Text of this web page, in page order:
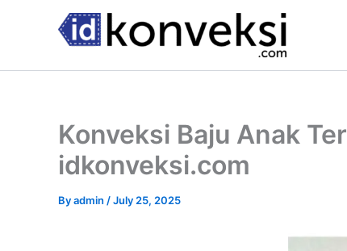
Konveksi Baju Anak
idkonveksi.com
Byadmin /July 25, 2025